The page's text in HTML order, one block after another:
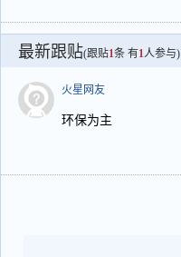
最新跟贴(跟贴1条 有1人参与)
火星网友
环保为主